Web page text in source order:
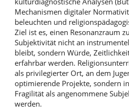
Mechanismen digitaler
beleuchten und
Ziel ist es, einen Resonanzraum
Subjektivität nicht an
bleibt, sondern Würde,
erfahrbar werden.
als privilegierter Ort, an dem
optimierende Projekte, sondern
Fragilität als angenommene
werden.